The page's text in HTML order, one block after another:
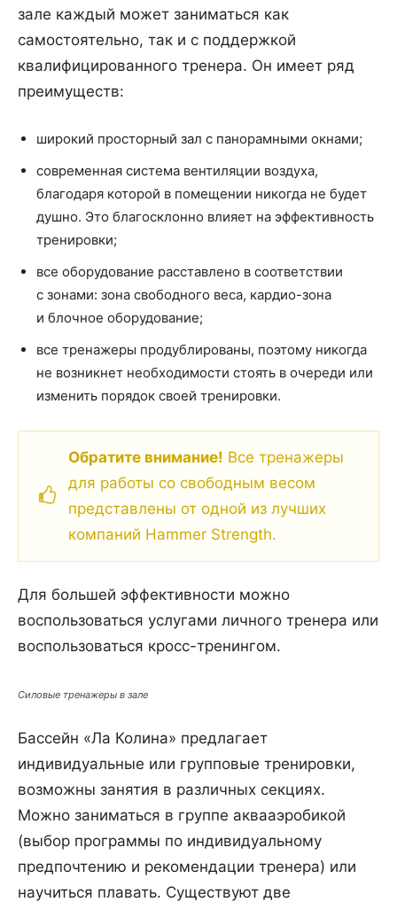
зале каждый может заниматься как
самостоятельно, так и с поддержкой
квалифицированного тренера. Он имеет ряд
преимуществ:
широкий просторный зал с панорамными окнами;
современная система вентиляции воздуха,
благодаря которой в помещении никогда не будет
душно. Это благосклонно влияет на эффективность
тренировки;
все оборудование расставлено в соответствии
с зонами: зона свободного веса, кардио-зона
и блочное оборудование;
все тренажеры продублированы, поэтому никогда
не возникнет необходимости стоять в очереди или
изменить порядок своей тренировки.
Обратите внимание! Все тренажеры
для работы со свободным весом
представлены от одной из лучших
компаний Hammer Strength.
Для большей эффективности можно
воспользоваться услугами личного тренера или
воспользоваться кросс-тренингом.
Силовые тренажеры в зале
Бассейн «Ла Колина» предлагает
индивидуальные или групповые тренировки,
возможны занятия в различных секциях.
Можно заниматься в группе аквааэробикой
(выбор программы по индивидуальному
предпочтению и рекомендации тренера) или
научиться плавать. Существуют две